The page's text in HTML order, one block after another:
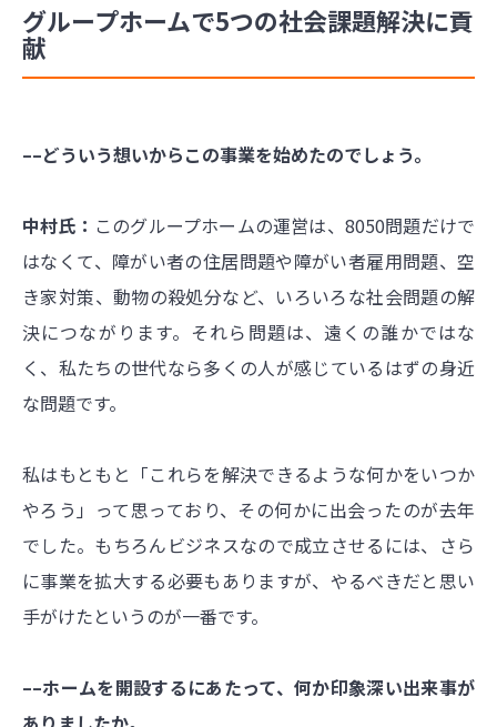
グループホームで5つの社会課題解決に貢
献
––どういう想いからこの事業を始めたのでしょう。
中村氏： このグループホームの運営は、8050問題だけで
はなくて、障がい者の住居問題や障がい者雇用問題、空
き家対策、動物の殺処分など、いろいろな社会問題の解
決につながります。それら問題は、遠くの誰かではな
く、私たちの世代なら多くの人が感じているはずの身近
な問題です。
私はもともと「これらを解決できるような何かをいつか
やろう」って思っており、その何かに出会ったのが去年
でした。もちろんビジネスなので成立させるには、さら
に事業を拡大する必要もありますが、やるべきだと思い
手がけたというのが一番です。
––ホームを開設するにあたって、何か印象深い出来事が